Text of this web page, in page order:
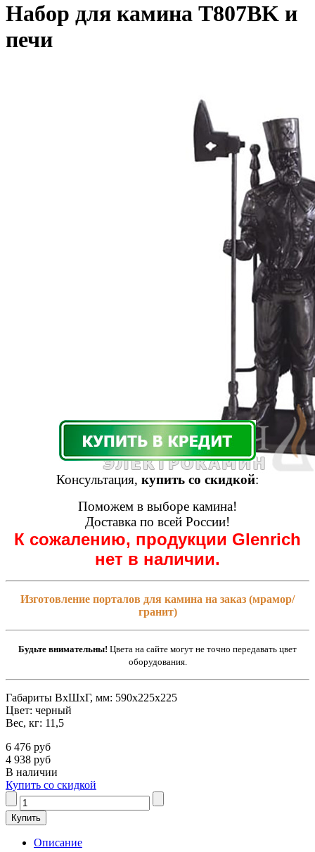
Набор для камина T807BK и
печи
Консультация, купить со скидкой:
Поможем в выборе камина!
Доставка по всей России!
К сожалению, продукции Glenrich
нет в наличии.
Изготовление порталов для камина на заказ (мрамор/
гранит)
Будьте внимательны! Цвета на сайте могут не точно передавать цвет
оборудования.
Габариты ВxШxГ, мм: 590х225х225
Цвет: черный
Вес, кг: 11,5
6 476 руб
4 938 руб
В наличии
Купить со скидкой
Описание